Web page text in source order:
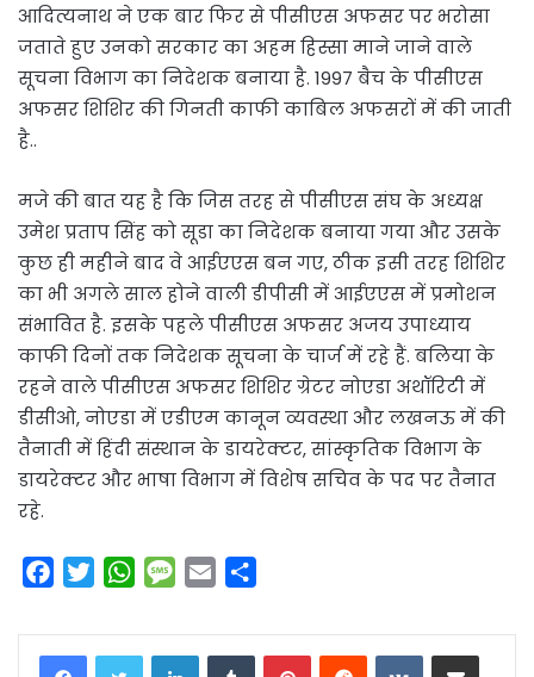
आदित्यनाथ ने एक बार फिर से पीसीएस अफसर पर भरोसा
जताते हुए उनको सरकार का अहम हिस्सा माने जाने वाले
सूचना विभाग का निदेशक बनाया है. 1997 बैच के पीसीएस
अफसर शिशिर की गिनती काफी काबिल अफसरों में की जाती
है..
मजे की बात यह है कि जिस तरह से पीसीएस संघ के अध्यक्ष
उमेश प्रताप सिंह को सूडा का निदेशक बनाया गया और उसके
कुछ ही महीने बाद वे आईएएस बन गए, ठीक इसी तरह शिशिर
का भी अगले साल होने वाली डीपीसी में आईएएस में प्रमोशन
संभावित है. इसके पहले पीसीएस अफसर अजय उपाध्याय
काफी दिनों तक निदेशक सूचना के चार्ज में रहे हैं. बलिया के
रहने वाले पीसीएस अफसर शिशिर ग्रेटर नोएडा अथॉरिटी में
डीसीओ, नोएडा में एडीएम कानून व्यवस्था और लखनऊ में की
तैनाती में हिंदी संस्थान के डायरेक्टर, सांस्कृतिक विभाग के
डायरेक्टर और भाषा विभाग में विशेष सचिव के पद पर तैनात
रहे.
c
e
i
t
W
a
t
M
s
s
a
i
a
r
LinkedInTumblrPinterestReddit VKontakteShare via Email